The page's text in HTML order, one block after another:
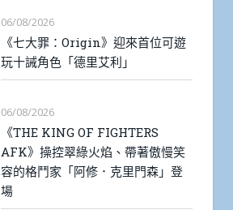
06/08/2026
《七大罪：Origin》迎來首位可遊
玩十誡角色「德里艾利」
06/08/2026
《THE KING OF FIGHTERS
AFK》操控翠綠火焰、帶著傲慢笑
容的格鬥家「阿修．克里門森」登
場